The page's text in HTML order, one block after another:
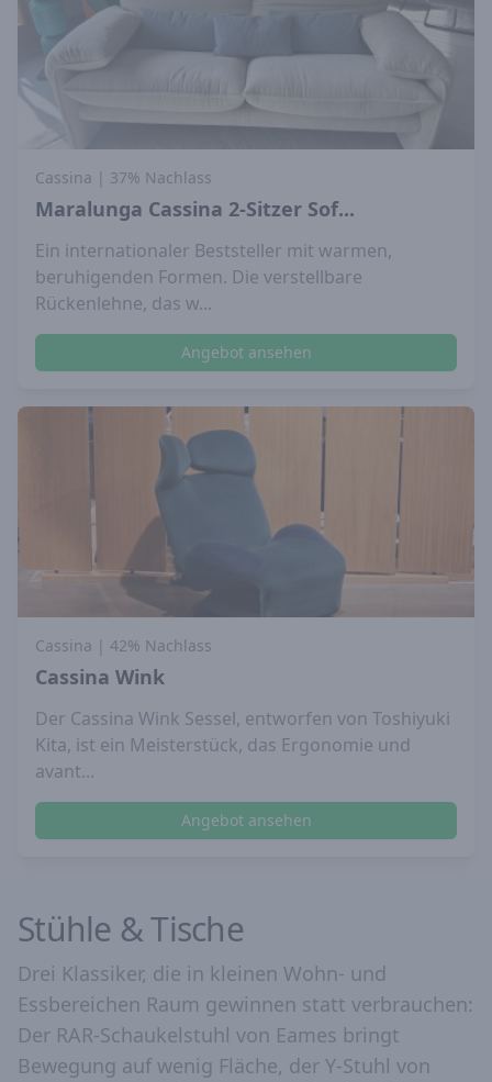
Cassina | 37% Nachlass
Maralunga Cassina 2-Sitzer Sof...
Ein internationaler Beststeller mit warmen,
beruhigenden Formen. Die verstellbare
Rückenlehne, das w...
Angebot ansehen
Cassina | 42% Nachlass
Cassina Wink
Der Cassina Wink Sessel, entworfen von Toshiyuki
Kita, ist ein Meisterstück, das Ergonomie und
avant...
Angebot ansehen
Stühle & Tische
Drei Klassiker, die in kleinen Wohn- und
Essbereichen Raum gewinnen statt verbrauchen:
Der RAR-Schaukelstuhl von Eames bringt
Bewegung auf wenig Fläche, der Y-Stuhl von